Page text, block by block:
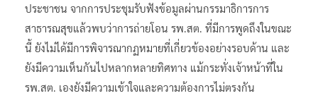
ประชาชน จากการประชุมรับฟังข้อมูลผ่านกรรมาธิการการ
สาธารณสุขแล้วพบว่าการถ่ายโอน รพ.สต. ที่มีการพูดถึงในขณะ
นี้ ยังไม่ได้มีการพิจารณากฏหมายที่เกี่ยวข้องอย่างรอบด้าน และ
ยังมีความเห็นกันไปหลากหลายทิศทาง แม้กระทั่งเจ้าหน้าที่ใน
รพ.สต. เองยังมีความเข้าใจและความต้องการไม่ตรงกัน